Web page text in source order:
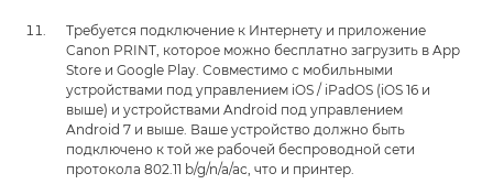
Требуется подключение к Интернету и приложение
Canon PRINT, которое можно бесплатно загрузить в App
Store и Google Play. Совместимо с мобильными
устройствами под управлением iOS / iPadOS (iOS 16 и
выше) и устройствами Android под управлением
Android 7 и выше. Ваше устройство должно быть
подключено к той же рабочей беспроводной сети
протокола 802.11 b/g/n/a/ac, что и принтер.